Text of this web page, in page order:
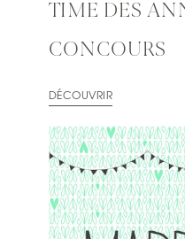
TIME DES
CONCOURS
DÉCOUVRIR